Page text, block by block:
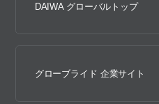
DAIWA グローバルトップ
グローブライド 企業サイト